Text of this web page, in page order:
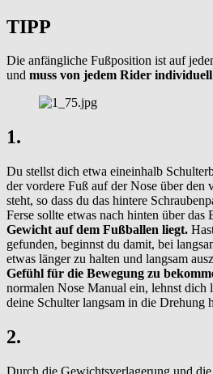
TIPP
Die anfängliche Fußposition ist auf
und muss von jedem Rider
1.
Du stellst dich etwa eineinhalb
der vordere Fuß auf der Nose über den
steht, so dass du das hintere
Ferse sollte etwas nach hinten über das
Gewicht auf dem Fußballen liegt.
gefunden, beginnst du damit, bei
etwas länger zu halten und langsam
Gefühl für die Bewegung zu
normalen Nose Manual ein, lehnst dich
deine Schulter langsam in die Drehung
2.
Durch die Gewichtsverlagerung und